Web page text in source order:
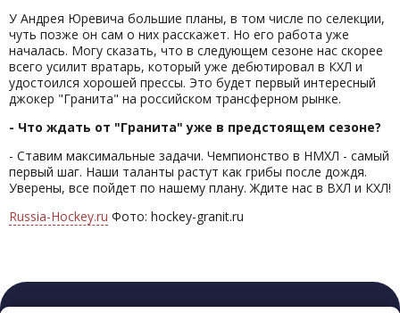
У Андрея Юревича большие планы, в том числе по селекции,
чуть позже он сам о них расскажет. Но его работа уже
началась. Могу сказать, что в следующем сезоне нас скорее
всего усилит вратарь, который уже дебютировал в КХЛ и
удостоился хорошей прессы. Это будет первый интересный
джокер "Гранита" на российском трансферном рынке.
- Что ждать от "Гранита" уже в предстоящем сезоне?
- Ставим максимальные задачи. Чемпионство в НМХЛ - самый
первый шаг. Наши таланты растут как грибы после дождя.
Уверены, все пойдет по нашему плану. Ждите нас в ВХЛ и КХЛ!
Russia-Hockey.ru Фото: hockey-granit.ru